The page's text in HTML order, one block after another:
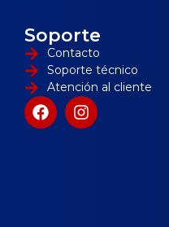
Soporte
Contacto
Soporte técnico
Atención al cliente